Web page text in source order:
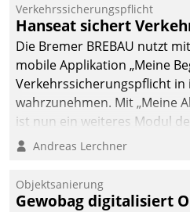
Verkehrssicherungspflicht
Hanseat sichert
Die Bremer BREBAU nutzt
mobile Applikation „Meine
Verkehrssicherungspflicht in
wahrzunehmen. Mit „Meine
ist nun ein weiteres Modul
Einsatz.
Andreas Lerchner
Objektsanierung
Gewobag digitalisiert